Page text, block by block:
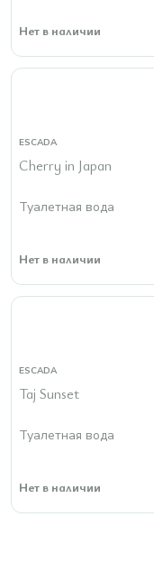
Нет в наличии
ESCADA
Cherry in Japan
Туалетная вода
Нет в наличии
ESCADA
Taj Sunset
Туалетная вода
Нет в наличии